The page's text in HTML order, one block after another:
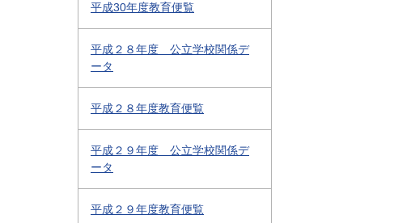
平成30年度教育便覧
平成２８年度 公立学校関係デ
ータ
平成２８年度教育便覧
平成２９年度 公立学校関係デ
ータ
平成２９年度教育便覧